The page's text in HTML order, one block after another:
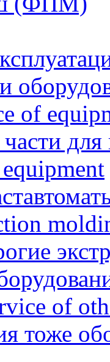
of
для
of
тоже